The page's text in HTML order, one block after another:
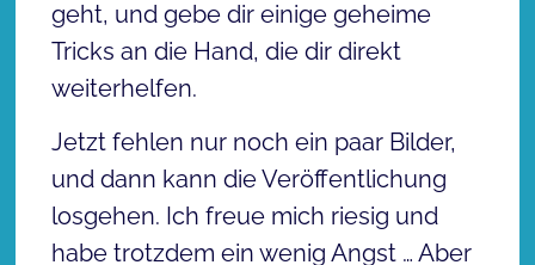
geht, und gebe dir einige geheime
Tricks an die Hand, die dir direkt
weiterhelfen.
Jetzt fehlen nur noch ein paar Bilder,
und dann kann die Veröffentlichung
losgehen. Ich freue mich riesig und
habe trotzdem ein wenig Angst … Aber